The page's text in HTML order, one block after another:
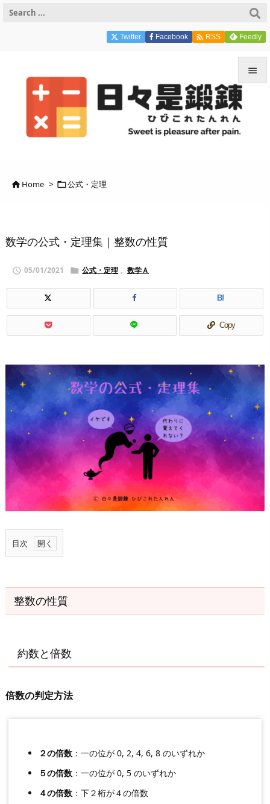

Twitter Facebook  RSS Feedly
Home > 公式・定理
数学の公式・定理集｜整数の性質
 05/01/2021  公式・定理 , 数学Ａ
B!
Copy
目次
数
1.
約
数
2.
整数の性質
約数と倍数
倍数の判定方法
２の倍数 ：一の位が 0, 2, 4, 6, 8 のいずれか
５の倍数 ：一の位が 0, 5 のいずれか
４の倍数 ：下２桁が４の倍数